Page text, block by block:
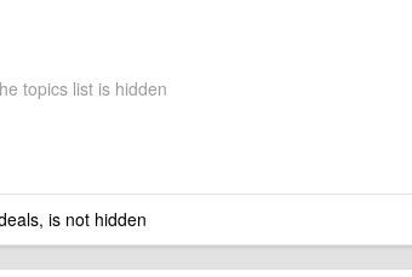
topics list is hidden
is not hidden